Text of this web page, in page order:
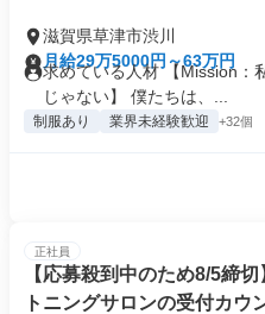
滋賀県草津市渋川
月給29万5000円～63万円
求めている人材 【Mission：
じゃない】 僕たちは、...
制服あり 業界未経験歓迎 +32個
正社員
【応募殺到中のため8/5締
トニングサロンの受付カウ